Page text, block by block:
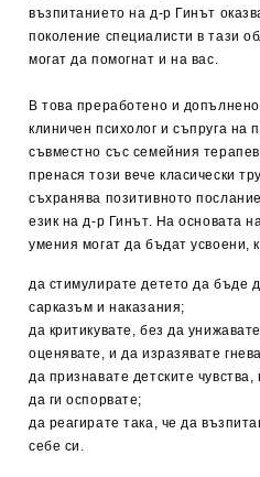
възпитанието на д-р Гинът
поколение специалисти в тази
могат да помогнат и на вас.
В това преработено и
клиничен психолог и съпруга на
съвместно със семейния
пренася този вече класически
съхранява позитивното
език на д-р Гинът. На основата
умения могат да бъдат усвоени,
да стимулирате детето да бъде
сарказъм и наказания;
да критикувате, без да
оценявате, и да изразявате
да признавате детските
да ги оспорвате;
да реагирате така, че да
себе си.